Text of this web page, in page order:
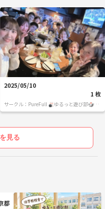
2025/05/10
1 枚
サークル：PureFull 🎳ゆるっと遊び部🎲一
人参加でも気軽に気楽に🐥
見る
都